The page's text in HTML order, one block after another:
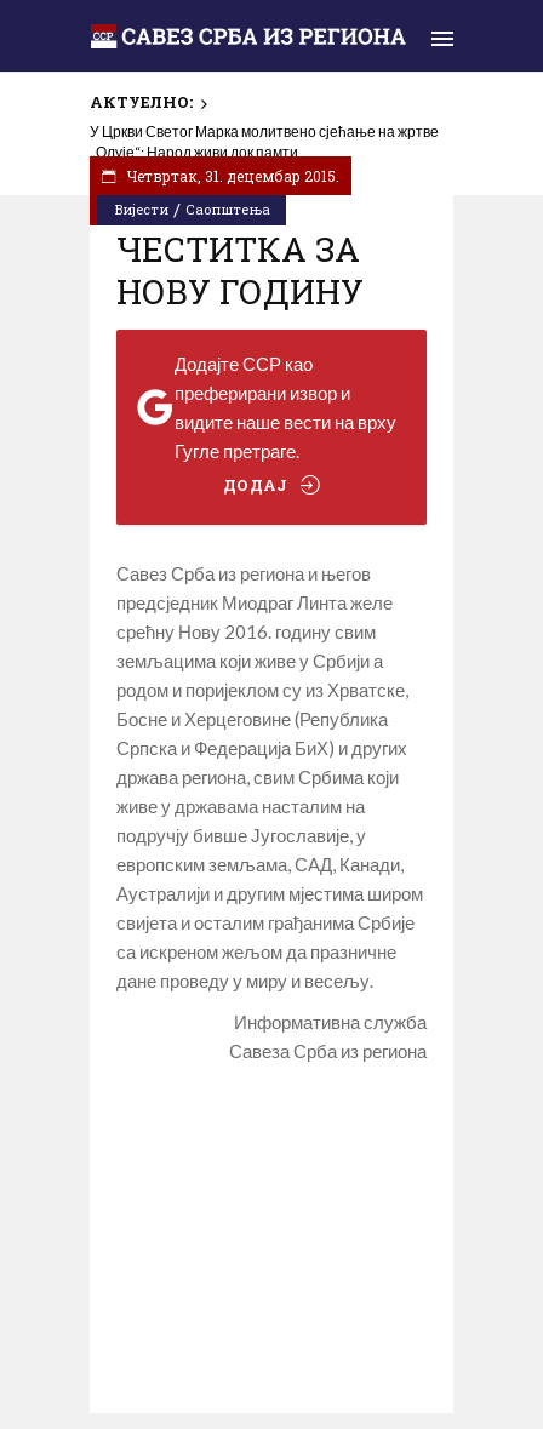
АКТУЕЛНО:
У Цркви Светог Марка молитвено сјећање на жртве
„Олује“: Народ живи док памти
Вијести / Саопштења
Четвртак, 31. децембар 2015.
ЧЕСТИТКА ЗА
НОВУ ГОДИНУ
Додајте ССР као
преферирани извор и
видите наше вести на врху
Гугле претраге.
ДОДАЈ
Савез Срба из региона и његов
предсједник Миодраг Линта желе
срећну Нову 2016. годину свим
земљацима који живе у Србији а
родом и поријеклом су из Хрватске,
Босне и Херцеговине (Република
Српска и Федерација БиХ) и других
држава региона, свим Србима који
живе у државама насталим на
подручју бивше Југославије, у
европским земљама, САД, Канади,
Аустралији и другим мјестима широм
свијета и осталим грађанима Србије
са искреном жељом да празничне
дане проведу у миру и весељу.
Информативна служба
Савеза Срба из региона